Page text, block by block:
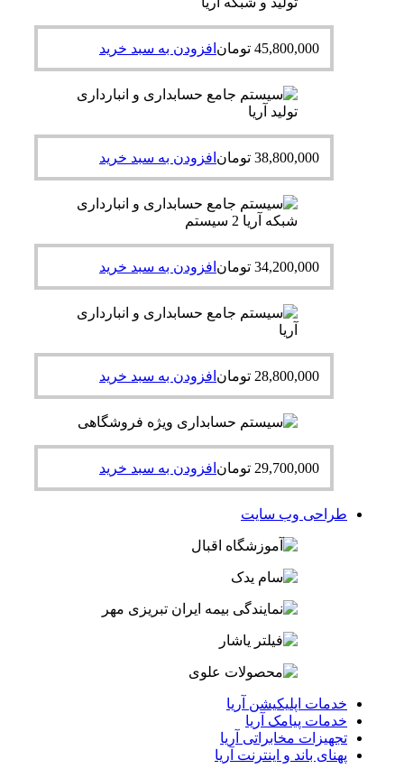
45,800,000 تومان افزودن به سبد خرید
38,800,000 تومان افزودن به سبد خرید
34,200,000 تومان افزودن به سبد خرید
28,800,000 تومان افزودن به سبد خرید
29,700,000 تومان افزودن به سبد خرید
طراحی وب سایت
خدمات اپلیکیشن آریا
خدمات پیامک آریا
تجهیزات مخابراتی آریا
پهنای باند و اینترنت آریا